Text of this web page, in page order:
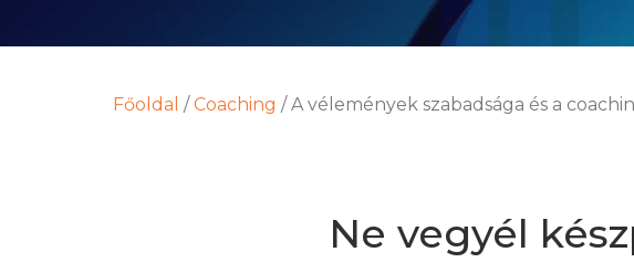
Főoldal / Coaching / A vélemények szabadsága és a
Ne vegyél